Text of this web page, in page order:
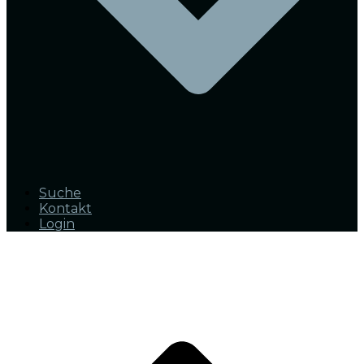
Suche
Kontakt
Login